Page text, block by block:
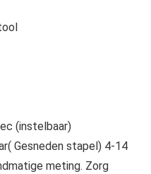
(instelbaar)
Gesneden stapel) 4-14
meting. Zorg